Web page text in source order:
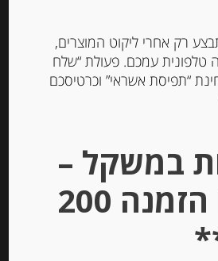
דורום “צ’יפריאני”
יחידות
רק אחרי ליקוט המוצרים,
טלפונית עמכם. פעולת “שלח
“תפיסת אשראי” וכרטיסכם
במשקל –
מינימום הזמנה 200